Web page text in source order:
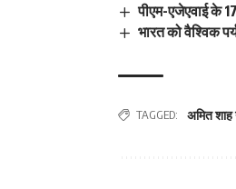
पीएम-एजेएवाई के
भारत को वैश्विक
TAGGED: अमित शाह